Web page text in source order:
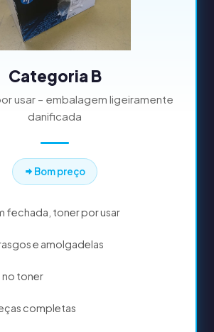
Categoria B
usar – embalagem ligeiramente
danificada
Bom preço
fechada, toner por usar
e amolgadelas
no toner
completas